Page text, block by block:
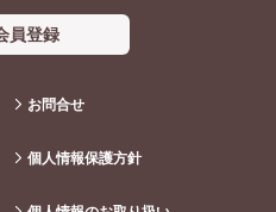
員登録
お問合せ
個人情報保護方針